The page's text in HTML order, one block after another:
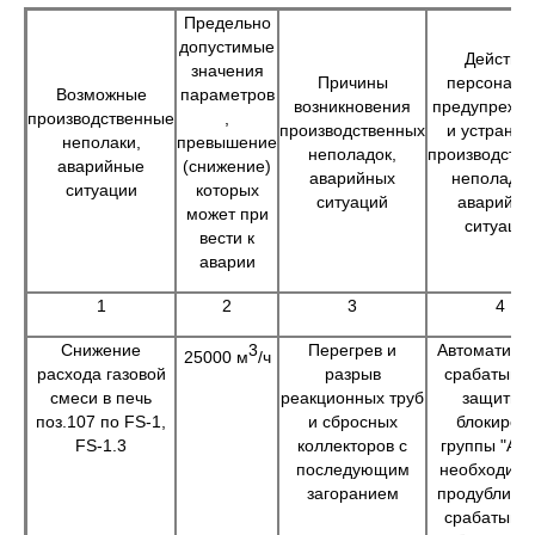
Возможные
производственные
неполаки,
аварийные
ситуации
Предельно
допустимые
значения
параметров
превышение
(снижение)
которых
может при
вести к
аварии
Причины
возникновения
производственных
неполадок,
аварийных
ситуаций
персонала
и
ситуаций
1 2 3 4
Снижение
расхода газовой
смеси в печь
поз.107 по FS-1,
FS-1.3
25000 м3/ч
Перегрев и
разрыв
реакционных труб
и сбросных
коллекторов с
последующим
загоранием
группы "А",